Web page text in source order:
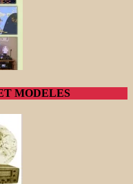
MODELES